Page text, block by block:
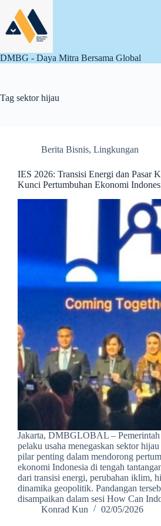
content
DMBG - Daya Mitra Bersama Global
Tag sektor hijau
Berita Bisnis, Lingkungan
IES 2026: Transisi Energi dan Pasar
Kunci Pertumbuhan Ekonomi
Jakarta, DMBGLOBAL – Pemerintah
pelaku usaha menegaskan sektor
pilar penting dalam mendorong
ekonomi Indonesia di tengah
dari transisi energi, perubahan iklim,
dinamika geopolitik. Pandangan
disampaikan dalam sesi How Can
Konrad Kun
02/05/2026